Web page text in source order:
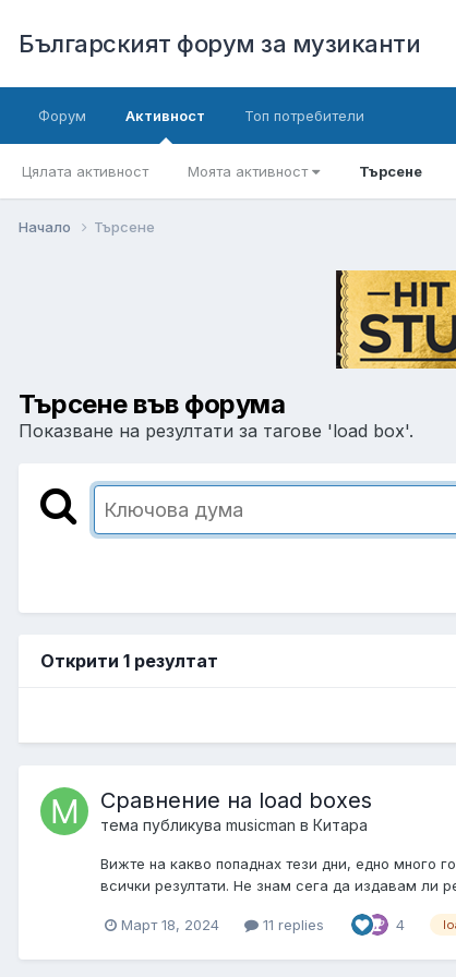
Българският форум за музиканти
Форум Активност
Цялата активност Моята активност Търсене
Топ потребители
Начало Търсене
Търсене във форума
Показване на резултати за тагове 'load box'.
Открити 1 резултат
Сравнение на load boxes
тема публикува musicman в Китара
Вижте на какво попаднах тези дни, едно много
всички резултати. Не знам сега да издавам ли
Март 18, 2024 11 replies 4